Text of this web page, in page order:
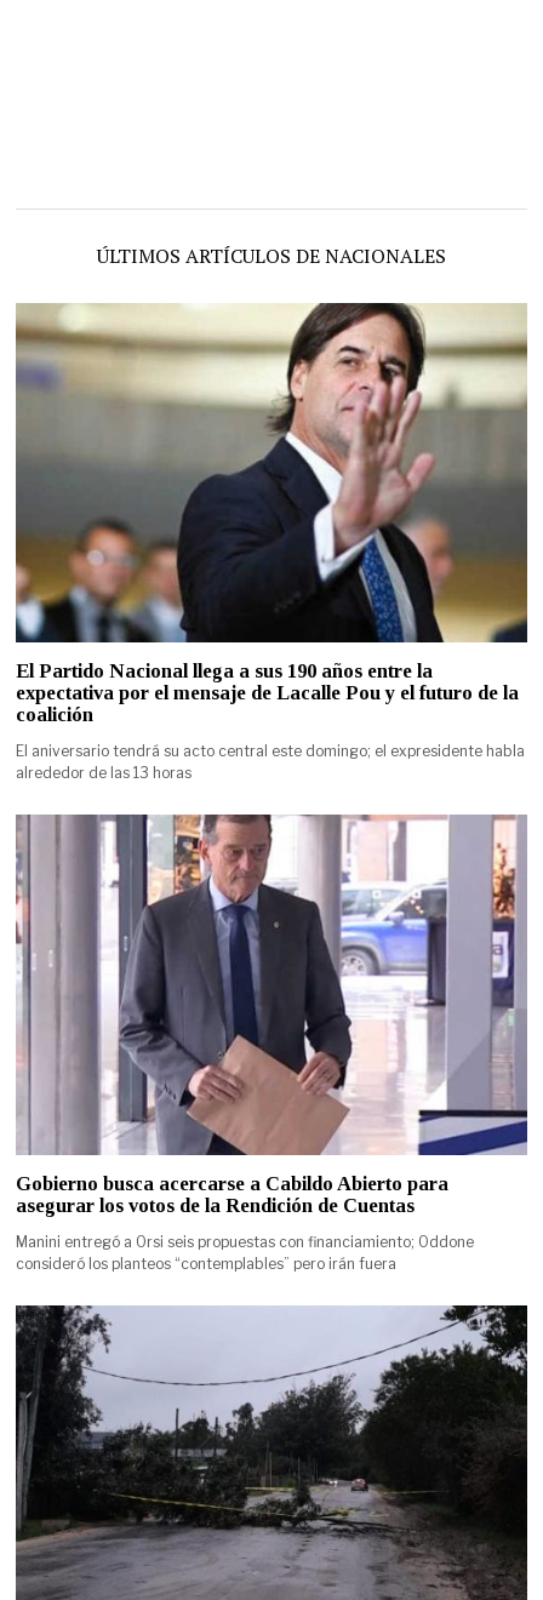
ÚLTIMOS ARTÍCULOS DE NACIONALES
El Partido Nacional llega a sus 190 años entre la
expectativa por el mensaje de Lacalle Pou y el futuro de la
coalición
El aniversario tendrá su acto central este domingo; el expresidente habla
alrededor de las 13 horas
Gobierno busca acercarse a Cabildo Abierto para
asegurar los votos de la Rendición de Cuentas
Manini entregó a Orsi seis propuestas con financiamiento; Oddone
consideró los planteos “contemplables” pero irán fuera